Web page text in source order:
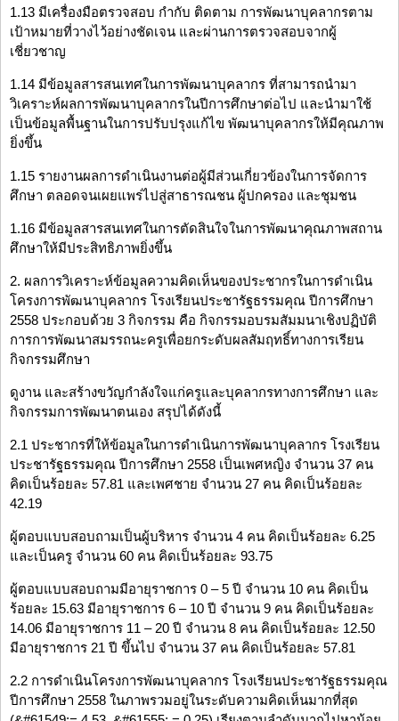
1.13 มีเครื่องมือตรวจสอบ กำกับ ติดตาม การพัฒนาบุคลากรตาม
เป้าหมายที่วางไว้อย่างชัดเจน และผ่านการตรวจสอบจากผู้
เชี่ยวชาญ
1.14 มีข้อมูลสารสนเทศในการพัฒนาบุคลากร ที่สามารถนำมา
วิเคราะห์ผลการพัฒนาบุคลากรในปีการศึกษาต่อไป และนำมาใช้
เป็นข้อมูลพื้นฐานในการปรับปรุงแก้ไข พัฒนาบุคลากรให้มีคุณภาพ
ยิ่งขึ้น
1.15 รายงานผลการดำเนินงานต่อผู้มีส่วนเกี่ยวข้องในการจัดการ
ศึกษา ตลอดจนเผยแพร่ไปสู่สาธารณชน ผู้ปกครอง และชุมชน
1.16 มีข้อมูลสารสนเทศในการตัดสินใจในการพัฒนาคุณภาพสถาน
ศึกษาให้มีประสิทธิภาพยิ่งขึ้น
2. ผลการวิเคราะห์ข้อมูลความคิดเห็นของประชากรในการดำเนิน
โครงการพัฒนาบุคลากร โรงเรียนประชารัฐธรรมคุณ ปีการศึกษา
2558 ประกอบด้วย 3 กิจกรรม คือ กิจกรรมอบรมสัมมนาเชิงปฏิบัติ
การการพัฒนาสมรรถนะครูเพื่อยกระดับผลสัมฤทธิ์ทางการเรียน
กิจกรรมศึกษา
ดูงาน และสร้างขวัญกำลังใจแก่ครูและบุคลากรทางการศึกษา และ
กิจกรรมการพัฒนาตนเอง สรุปได้ดังนี้
2.1 ประชากรที่ให้ข้อมูลในการดำเนินการพัฒนาบุคลากร โรงเรียน
ประชารัฐธรรมคุณ ปีการศึกษา 2558 เป็นเพศหญิง จำนวน 37 คน
คิดเป็นร้อยละ 57.81 และเพศชาย จำนวน 27 คน คิดเป็นร้อยละ
42.19
ผู้ตอบแบบสอบถามเป็นผู้บริหาร จำนวน 4 คน คิดเป็นร้อยละ 6.25
และเป็นครู จำนวน 60 คน คิดเป็นร้อยละ 93.75
ผู้ตอบแบบสอบถามมีอายุราชการ 0 – 5 ปี จำนวน 10 คน คิดเป็น
ร้อยละ 15.63 มีอายุราชการ 6 – 10 ปี จำนวน 9 คน คิดเป็นร้อยละ
14.06 มีอายุราชการ 11 – 20 ปี จำนวน 8 คน คิดเป็นร้อยละ 12.50
มีอายุราชการ 21 ปี ขึ้นไป จำนวน 37 คน คิดเป็นร้อยละ 57.81
2.2 การดำเนินโครงการพัฒนาบุคลากร โรงเรียนประชารัฐธรรมคุณ
ปีการศึกษา 2558 ในภาพรวมอยู่ในระดับความคิดเห็นมากที่สุด